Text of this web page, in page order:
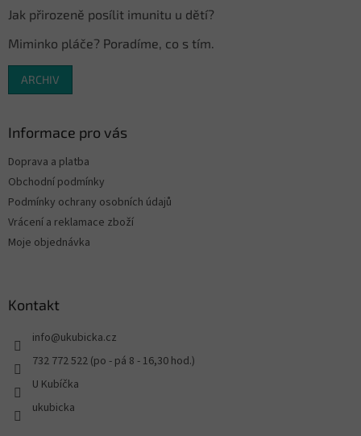
Jak přirozeně posílit imunitu u dětí?
Miminko pláče? Poradíme, co s tím.
ARCHIV
Informace pro vás
Doprava a platba
Obchodní podmínky
Podmínky ochrany osobních údajů
Vrácení a reklamace zboží
Moje objednávka
Kontakt
info@ukubicka.cz
732 772 522 (po - pá 8 - 16,30 hod.)
U Kubíčka
ukubicka